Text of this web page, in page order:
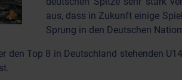
aus, dass in Zukunft einige
Sprung in den Deutschen
den Top 8 in Deutschland stehenden